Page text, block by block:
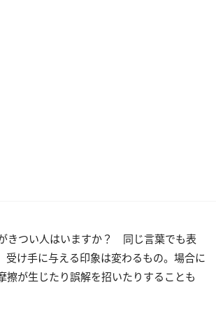
きつい人はいますか？ 同じ言葉でも表
受け手に与える印象は変わるもの。場合に
擦が生じたり誤解を招いたりすることも